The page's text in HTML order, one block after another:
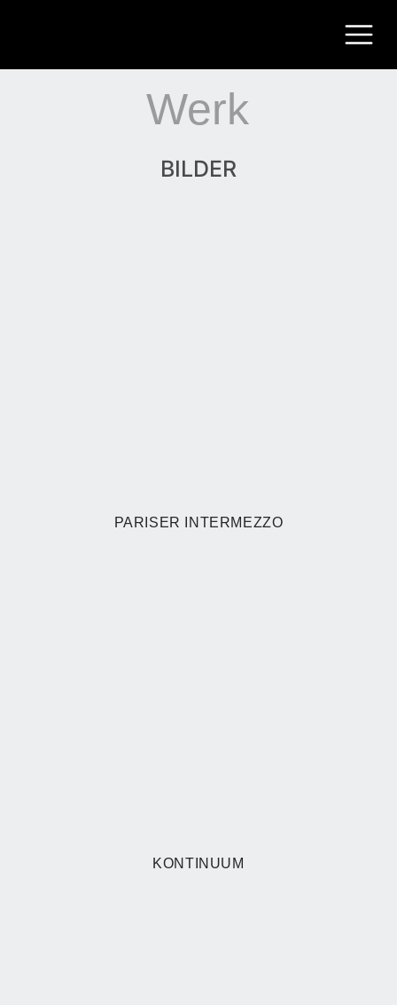
Werk
BILDER
PARISER INTERMEZZO
KONTINUUM